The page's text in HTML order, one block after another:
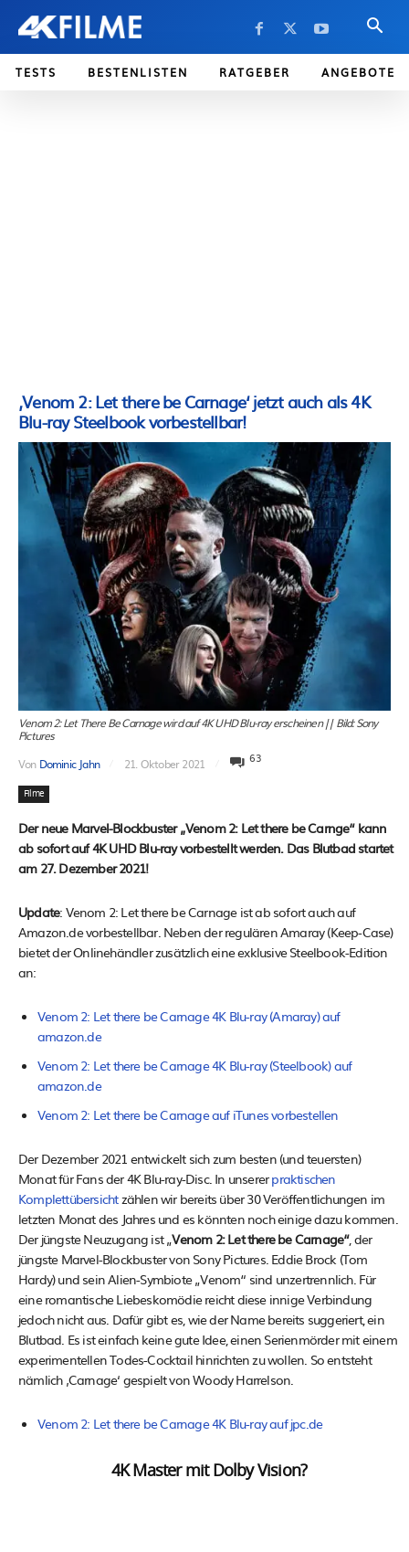
TESTS BESTENLISTEN RATGEBER ANGEBOTE
‚Venom 2: Let there be Carnage‘ jetzt auch als 4K
Blu-ray Steelbook vorbestellbar!
Venom 2: Let There Be Carnage wird auf 4K UHD Blu-ray erscheinen || Bild: Sony
Pictures
Von Dominic Jahn 21. Oktober 2021 63
Filme
Der neue Marvel-Blockbuster „Venom 2: Let there be Carnge“ kann
ab sofort auf 4K UHD Blu-ray vorbestellt werden. Das Blutbad startet
am 27. Dezember 2021!
Update: Venom 2: Let there be Carnage ist ab sofort auch auf
Amazon.de vorbestellbar. Neben der regulären Amaray (Keep-Case)
bietet der Onlinehändler zusätzlich eine exklusive Steelbook-Edition
an:
Venom 2: Let there be Carnage 4K Blu-ray (Amaray) auf
amazon.de
Venom 2: Let there be Carnage 4K Blu-ray (Steelbook) auf
amazon.de
Venom 2: Let there be Carnage auf iTunes vorbestellen
Der Dezember 2021 entwickelt sich zum besten (und teuersten)
Monat für Fans der 4K Blu-ray-Disc. In unsererpraktischen
Komplettübersichtzählen wir bereits über 30 Veröffentlichungen im
letzten Monat des Jahres und es könnten noch einige dazu kommen.
Der jüngste Neuzugang ist „Venom 2: Let there be Carnage“, der
jüngste Marvel-Blockbuster von Sony Pictures. Eddie Brock (Tom
Hardy) und sein Alien-Symbiote „Venom“ sind unzertrennlich. Für
eine romantische Liebeskomödie reicht diese innige Verbindung
jedoch nicht aus. Dafür gibt es, wie der Name bereits suggeriert, ein
Blutbad. Es ist einfach keine gute Idee, einen Serienmörder mit einem
experimentellen Todes-Cocktail hinrichten zu wollen. So entsteht
nämlich ‚Carnage‘ gespielt von Woody Harrelson.
Venom 2: Let there be Carnage 4K Blu-ray auf jpc.de
4K Master mit Dolby Vision?